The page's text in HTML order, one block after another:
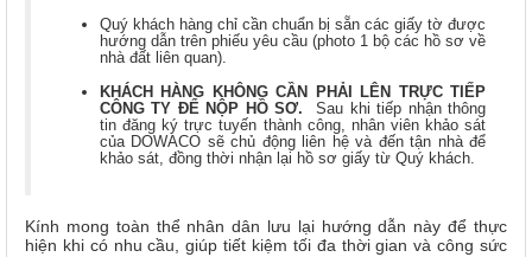
Quý khách hàng chỉ cần chuẩn bị sẵn các giấy tờ được
hướng dẫn trên phiếu yêu cầu (photo 1 bộ các hồ sơ về
nhà đất liên quan).
KHÁCH HÀNG KHÔNG CẦN PHẢI LÊN TRỰC TIẾP
CÔNG TY ĐỂ NỘP HỒ SƠ. Sau khi tiếp nhận thông
tin đăng ký trực tuyến thành công, nhân viên khảo sát
của DOWACO sẽ chủ động liên hệ và đến tận nhà để
khảo sát, đồng thời nhận lại hồ sơ giấy từ Quý khách.
Kính mong toàn thể nhân dân lưu lại hướng dẫn này để thực
hiện khi có nhu cầu, giúp tiết kiệm tối đa thời gian và công sức